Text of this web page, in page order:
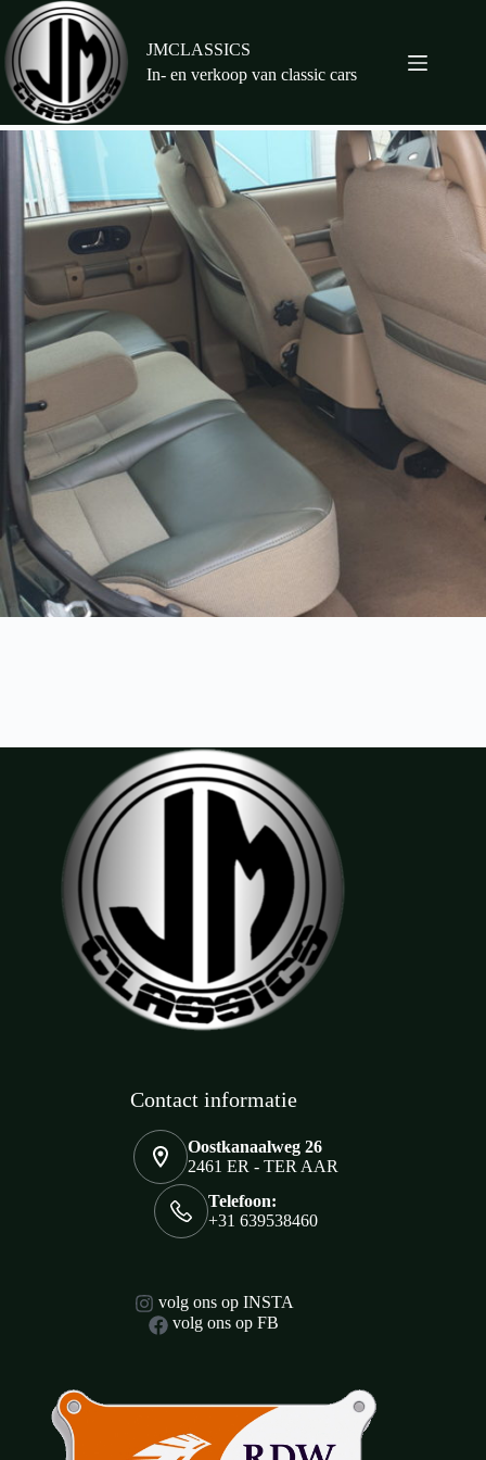
naar
de
inhoud
JMCLASSICS
In- en verkoop van classic cars
Contact informatie
Oostkanaalweg 26
2461 ER - TER AAR
Telefoon:
+31 639538460
volg ons op INSTA
volg ons op FB